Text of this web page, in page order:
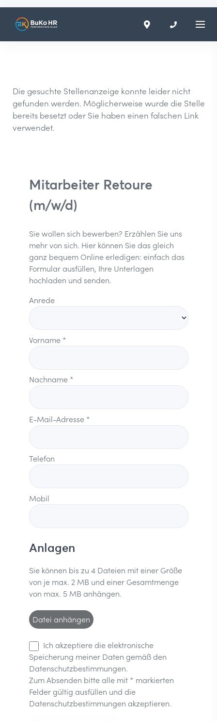
Die gesuchte Stellenanzeige konnte leider nicht
gefunden werden. Möglicherweise wurde die Stelle
bereits besetzt oder Sie haben einen falschen Link
verwendet.
Mitarbeiter Retoure
(m/w/d)
Sie wollen sich bewerben? Erzählen Sie uns
mehr von sich. Hier können Sie das gleich
ganz bequem Online erledigen: einfach das
Formular ausfüllen, Ihre Unterlagen
hochladen und senden.
Anrede
Vorname *
Nachname *
E-Mail-Adresse *
Telefon
Mobil
Anlagen
Sie können bis zu 4 Dateien mit einer Größe
von je max. 2 MB und einer Gesamtmenge
von max. 5 MB anhängen.
Datei anhängen
Ich akzeptiere die elektronische
Speicherung meiner Daten gemäß den
Datenschutzbestimmungen.
Zum Absenden bitte alle mit * markierten
Felder gültig ausfüllen und die
Datenschutzbestimmungen akzeptieren.